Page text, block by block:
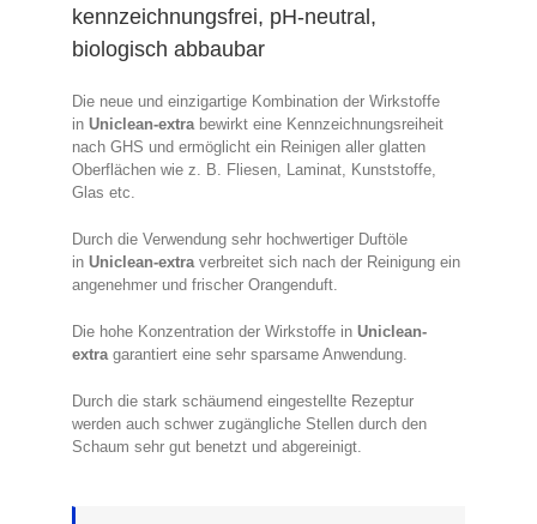
kennzeichnungsfrei, pH-neutral,
biologisch abbaubar
Die neue und einzigartige Kombination der Wirkstoffe
in Uniclean-extrabewirkt eine Kennzeichnungsreiheit
nach GHS und ermöglicht ein Reinigen aller glatten
Oberflächen wie z. B. Fliesen, Laminat, Kunststoffe,
Glas etc.
Durch die Verwendung sehr hochwertiger Duftöle
in Uniclean-extraverbreitet sich nach der Reinigung ein
angenehmer und frischer Orangenduft.
Die hohe Konzentration der Wirkstoffe in Uniclean-
extragarantiert eine sehr sparsame Anwendung.
Durch die stark schäumend eingestellte Rezeptur
werden auch schwer zugängliche Stellen durch den
Schaum sehr gut benetzt und abgereinigt.